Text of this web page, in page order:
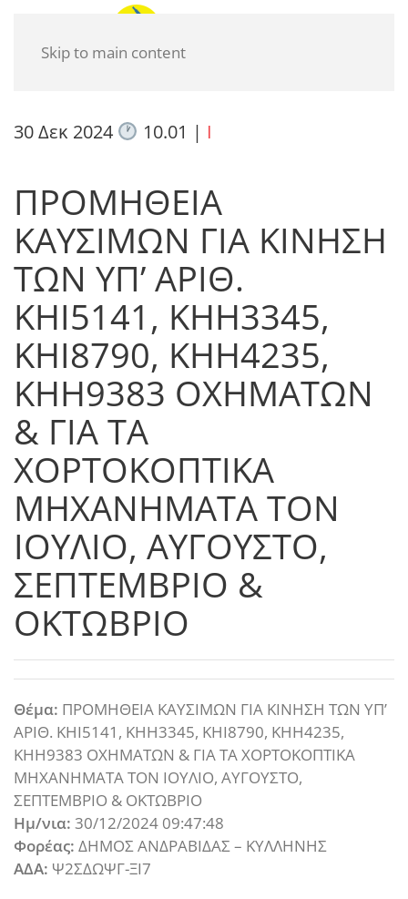
Skip to main content
30 Δεκ 2024 10.01 | I
ΠΡΟΜΗΘΕΙΑ
ΚΑΥΣΙΜΩΝ ΓΙΑ ΚΙΝΗΣΗ
ΤΩΝ ΥΠ’ ΑΡΙΘ.
ΚΗΙ5141, ΚΗΗ3345,
ΚΗΙ8790, ΚΗΗ4235,
ΚΗΗ9383 ΟΧΗΜΑΤΩΝ
& ΓΙΑ ΤΑ
ΧΟΡΤΟΚΟΠΤΙΚΑ
ΜΗΧΑΝΗΜΑΤΑ ΤΟΝ
ΙΟΥΛΙΟ, ΑΥΓΟΥΣΤΟ,
ΣΕΠΤΕΜΒΡΙΟ &
ΟΚΤΩΒΡΙΟ
Θέμα: ΠΡΟΜΗΘΕΙΑ ΚΑΥΣΙΜΩΝ ΓΙΑ ΚΙΝΗΣΗ ΤΩΝ ΥΠ’
ΑΡΙΘ. ΚΗΙ5141, ΚΗΗ3345, ΚΗΙ8790, ΚΗΗ4235,
ΚΗΗ9383 ΟΧΗΜΑΤΩΝ & ΓΙΑ ΤΑ ΧΟΡΤΟΚΟΠΤΙΚΑ
ΜΗΧΑΝΗΜΑΤΑ ΤΟΝ ΙΟΥΛΙΟ, ΑΥΓΟΥΣΤΟ,
ΣΕΠΤΕΜΒΡΙΟ & ΟΚΤΩΒΡΙΟ
Ημ/νια: 30/12/2024 09:47:48
Φορέας: ΔΗΜΟΣ ΑΝΔΡΑΒΙΔΑΣ – ΚΥΛΛΗΝΗΣ
ΑΔΑ: Ψ2ΣΔΩΨΓ-ΞΙ7